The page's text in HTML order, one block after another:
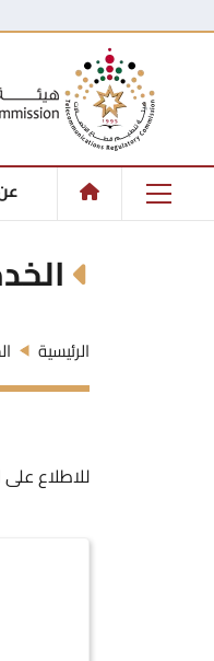
الرئيسية
للاطلاع على